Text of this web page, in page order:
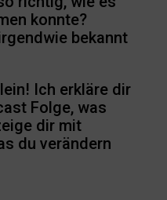
konnte?
bekannt
Ich erkläre dir
Folge, was
dir mit
du verändern